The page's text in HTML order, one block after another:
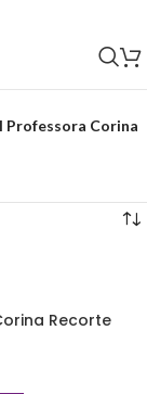
Professora Corina
Recorte